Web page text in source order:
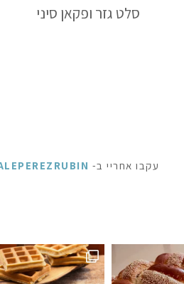
סלט גזר ופקאן סיני
עקבו אחריי ב- INSTAGRAM
שוקולד: ק
כל מילה מיותרת . סיר דגים
אני